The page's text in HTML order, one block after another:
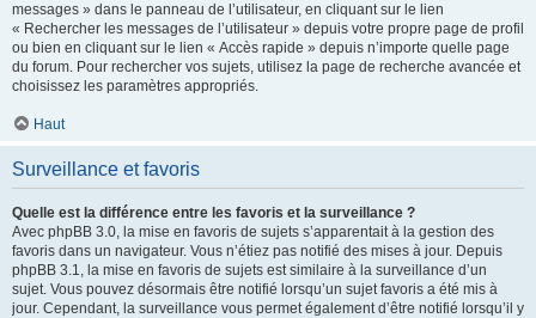
messages » dans le panneau de l’utilisateur, en cliquant sur le lien
« Rechercher les messages de l’utilisateur » depuis votre propre page de profil
ou bien en cliquant sur le lien « Accès rapide » depuis n’importe quelle page
du forum. Pour rechercher vos sujets, utilisez la page de recherche avancée et
choisissez les paramètres appropriés.
Haut
Surveillance et favoris
Quelle est la différence entre les favoris et la surveillance ?
Avec phpBB 3.0, la mise en favoris de sujets s’apparentait à la gestion des
favoris dans un navigateur. Vous n’étiez pas notifié des mises à jour. Depuis
phpBB 3.1, la mise en favoris de sujets est similaire à la surveillance d’un
sujet. Vous pouvez désormais être notifié lorsqu’un sujet favoris a été mis à
jour. Cependant, la surveillance vous permet également d’être notifié lorsqu’il y